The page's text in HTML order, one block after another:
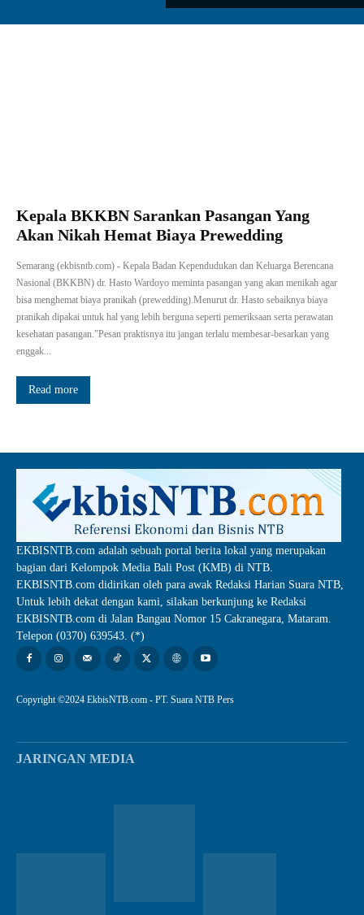
Kepala BKKBN Sarankan Pasangan Yang
Akan Nikah Hemat Biaya Prewedding
Semarang (ekbisntb.com) - Kepala Badan Kependudukan dan Keluarga Berencana
Nasional (BKKBN) dr. Hasto Wardoyo meminta pasangan yang akan menikah agar
bisa menghemat biaya pranikah (prewedding).Menurut dr. Hasto sebaiknya biaya
pranikah dipakai untuk hal yang lebih berguna seperti pemeriksaan serta perawatan
kesehatan pasangan."Pesan praktisnya itu jangan terlalu membesar-besarkan yang
enggak...
Read more
EKBISNTB.com adalah sebuah portal berita lokal yang merupakan
bagian dari Kelompok Media Bali Post (KMB) di NTB.
EKBISNTB.com didirikan oleh para awak Redaksi Harian Suara NTB,
Untuk lebih dekat dengan kami, silakan berkunjung ke Redaksi
EKBISNTB.com di Jalan Bangau Nomor 15 Cakranegara, Mataram.
Telepon (0370) 639543. (*)
Copyright ©2024 EkbisNTB.com - PT. Suara NTB Pers
JARINGAN MEDIA